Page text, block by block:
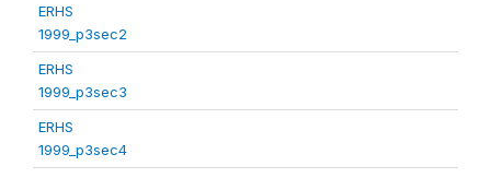
ERHS
1999_p3sec2
ERHS
1999_p3sec3
ERHS
1999_p3sec4